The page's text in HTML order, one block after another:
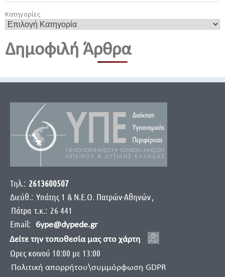
Κατηγορίες
Δημοφιλή Άρθρα
Τηλ.: 2613600507
Διεύθ.: Yπάτης 1 & Ν.Ε.Ο. Πατρών-Αθηνών,
Πάτρα τ.κ.: 26 441
Email:
6ype@dypede.gr
Δείτε την τοποθεσία μας στο χάρτη
Ωρες κοινού 10:00 με 13:00
Πολιτική απορρήτου\συμμόρφωση GDPR